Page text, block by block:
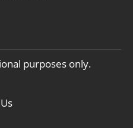
purposes only.